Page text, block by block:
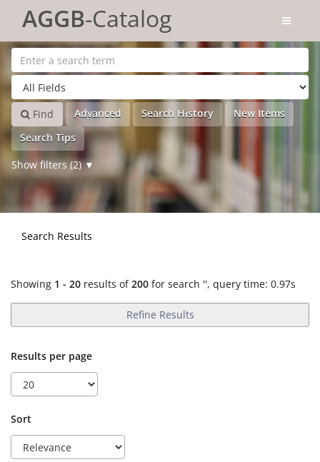
for search '
AGGB-Catalog
Find Advanced Search History
New Items
Search Tips
Show filters (2)
Search Results
Showing 1 - 20 results of200 for search '', query time: 0.97s
Refine Results
Results per page
Sort